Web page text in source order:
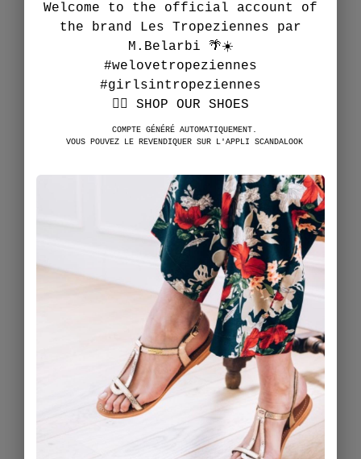
Welcome to the official account of
the brand Les Tropeziennes par
M.Belarbi 🌴☀️
#welovetropeziennes
#girlsintropeziennes
👇🏻 SHOP OUR SHOES
COMPTE GÉNÉRÉ AUTOMATIQUEMENT.
VOUS POUVEZ LE REVENDIQUER SUR L'APPLI SCANDALOOK